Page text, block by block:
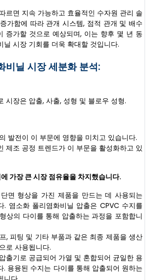
르면 지속 가능하고 효율적인 수자원 관리 솔
가함에 따라 관개 시스템, 점적 관개 및 배수
증가할 것으로 예상되며, 이는 향후 몇 년 동
닐 시장 기회를 더욱 확대할 것입니다.
비닐 시장 세분화 분석:
시장은 압출, 사출, 성형 및 블로우 성형.
발전이 이 부문에 영향을 미치고 있습니다.
제조 공정 트렌드가 이 부문을 활성화하고 있
가장 큰 시장 점유율을 차지했습니다.
면 형상을 가진 제품을 만드는 데 사용되는
. 염소화 폴리염화비닐 압출은 CPVC 수지를
상의 다이를 통해 압출하는 과정을 포함합니
, 피팅 및 기타 부품과 같은 최종 제품을 생산
로 사용됩니다.
출기로 공급되어 가열 및 혼합되어 균일한 용
. 용융된 수지는 다이를 통해 압출되어 원하는